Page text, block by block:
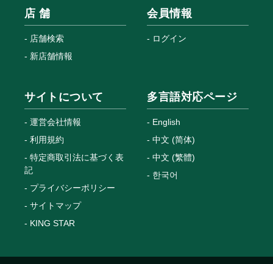
店 舗
店舗検索
新店舗情報
会員情報
ログイン
サイトについて
運営会社情報
利用規約
特定商取引法に基づく表
記
プライバシーポリシー
サイトマップ
KING STAR
多言語対応ページ
English
中文 (简体)
中文 (繁體)
한국어